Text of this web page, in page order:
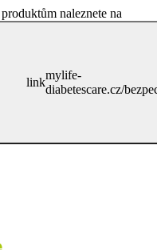
naleznete na
link
mylife-
diabetescare.cz/